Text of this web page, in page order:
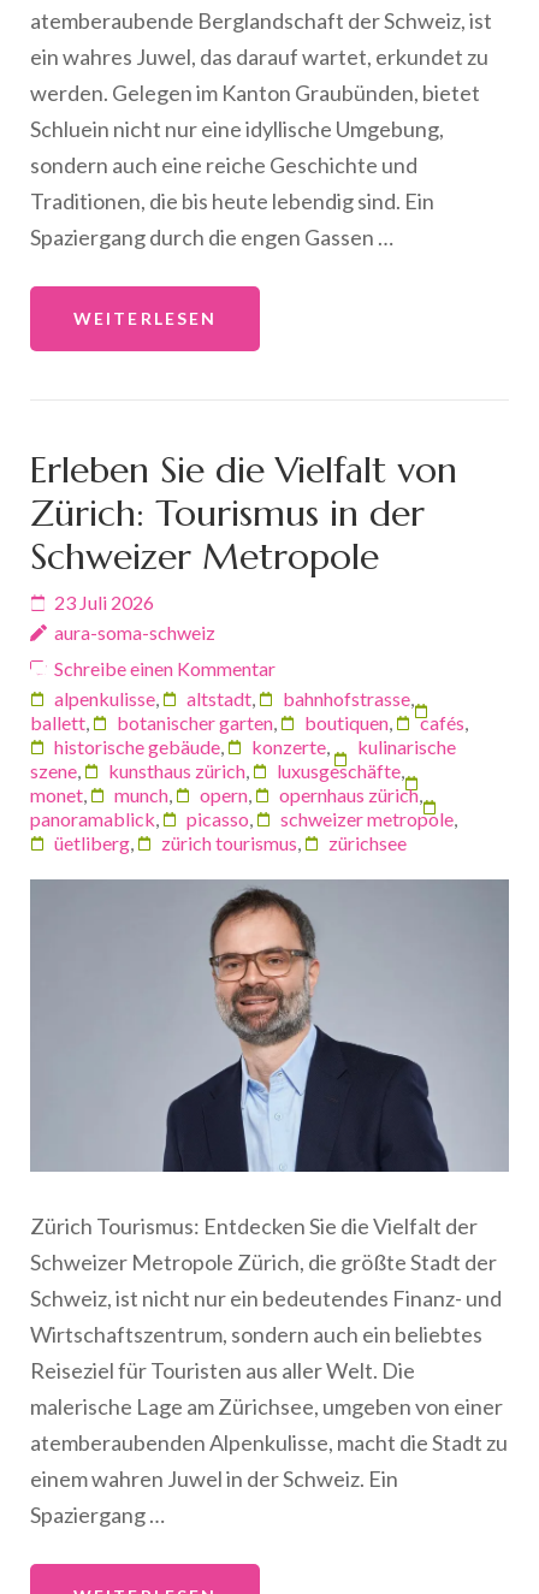
atemberaubende Berglandschaft der Schweiz, ist
ein wahres Juwel, das darauf wartet, erkundet zu
werden. Gelegen im Kanton Graubünden, bietet
Schluein nicht nur eine idyllische Umgebung,
sondern auch eine reiche Geschichte und
Traditionen, die bis heute lebendig sind. Ein
Spaziergang durch die engen Gassen …
WEITERLESEN
Erleben Sie die Vielfalt von
Zürich: Tourismus in der
Schweizer Metropole
23 Juli 2026
aura-soma-schweiz
Schreibe einen Kommentar
alpenkulisse, altstadt, bahnhofstrasse,
ballett, botanischer garten, boutiquen, cafés,
historische gebäude, konzerte,
kulinarische
szene, kunsthaus zürich, luxusgeschäfte,
monet, munch, opern, opernhaus zürich,
panoramablick, picasso, schweizer metropole,
üetliberg, zürich tourismus, zürichsee
Zürich Tourismus: Entdecken Sie die Vielfalt der
Schweizer Metropole Zürich, die größte Stadt der
Schweiz, ist nicht nur ein bedeutendes Finanz- und
Wirtschaftszentrum, sondern auch ein beliebtes
Reiseziel für Touristen aus aller Welt. Die
malerische Lage am Zürichsee, umgeben von einer
atemberaubenden Alpenkulisse, macht die Stadt zu
einem wahren Juwel in der Schweiz. Ein
Spaziergang …